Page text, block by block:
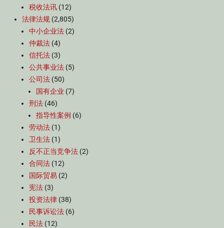
税收法讯 (12)
法律法规 (2,805)
中小企业法 (2)
仲裁法 (4)
信托法 (3)
公共事业法 (5)
公司法 (50)
国有企业 (7)
刑法 (46)
指导性案例 (6)
劳动法 (1)
卫生法 (1)
反不正当竞争法 (2)
合同法 (12)
国际贸易 (2)
宪法 (3)
投资法律 (38)
民事诉讼法 (6)
民法 (12)